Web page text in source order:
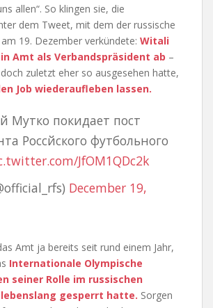
allen“. So klingen sie, die
dem Tweet, mit dem der russische
19. Dezember verkündete: Witali
Amt als Verbandspräsident ab –
zuletzt eher so ausgesehen hatte,
Job wiederaufleben lassen.
Мутко покидает пост
Россйского футбольного
JfOM1QDc2k
December 19,
Amt ja bereits seit rund einem Jahr,
Internationale Olympische
seiner Rolle im russischen
gesperrt hatte. Sorgen